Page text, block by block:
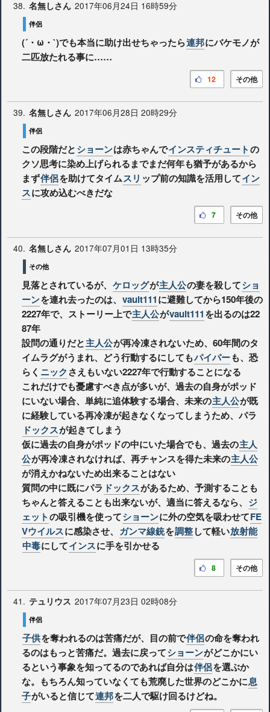
38. 名無しさん 2017年06月24日 16時59分
伴侶
(´・ω・`)でも本当に助け出せちゃったら連邦にバケモノが
二匹放たれる事に……
その他
12
39. 名無しさん 2017年06月28日 20時29分
伴侶
この段階だとショーンは赤ちゃんでインスティチュートの
クソ思考に染め上げられるまでまだ何年も猶予があるから
まず伴侶を助けてタイムスリ ップ前の知識を活用してイン
スに攻め込むべきだな
その他
7
40. 名無しさん 2017年07月01日 13時35分
その他
見落とされているが、 ケロッグが主人公の妻を殺してショ
ーンを連れ去ったのは、 vault111に避難してから150年後の
2227年で、ストーリー上で主人公がvault111を出るのは22
87年
設問の通りだと主人公が再冷凍されないため、60年間のタ
イムラグがうまれ、どう行動するにしてもパイパーも、恐
らく ニック さえもいない2227年で行動することになる
これだけでも憂慮すべき点が多いが、過去の自身がポッド
にいない場合、単純に追体験する場合、未来の主人公が既
に経験している再冷凍が起きなくなってしまうため、パラ
ドックスが起きてしまう
仮に過去の自身がポッドの中にいた場合でも、過去の主人
公が再冷凍されなければ、再チャンスを得た未来の主人公
が消えかねないため出来ることはない
質問の中に既にパラ ドックスがあるため、予測することも
ちゃんと答えることも出来ないが、適当に答えるなら、 ジ
ェットの吸引機を使ってショーンに外の空気を吸わせてFE
Vウイルスに感染させ、 ガンマ線銃を調整して軽い放射能
中毒にしてインスに手を引かせる
その他
8
41. テュリウス 2017年07月23日 02時08分
伴侶
子供を奪われるのは苦痛だが、目の前で伴侶の命を奪われ
るのはもっと苦痛だ。過去に戻ってショーンがどこかにい
るという事象を知ってるのであれば自分は伴侶を選ぶか
な。もちろん知っていなくても荒廃した世界のどこかに息
子がいると信じて連邦を二人で駆け回るけどね。